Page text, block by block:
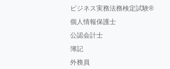
ビジネス実務法務検定試験®
個人情報保護士
公認会計士
簿記
外務員